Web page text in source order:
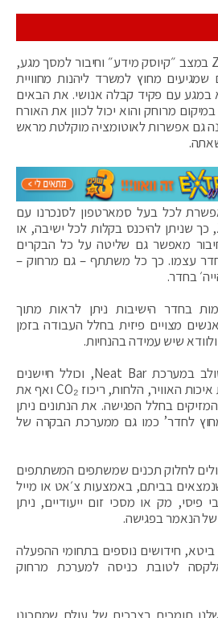
השימוש ב- Zoom Rooms במצב ״קיוסק מידע״ וחיבור למסך מגע,
מחוץ למשרד ליהנות מחוויית
במגע עם פקיד קבלה אנושי. את הבאים
מרוחק והוא יכול לכוון את האורח
גם אפשרות לאוטומציה מוקלטת מראש
5.5, זום מאפשרת לכל בעל סמארטפון לסנכרנו עם
מערכת ה-Zoom Rooms, כך שניתן להיכנס בקלות לכל ישיבה, או
מאפשר גם שליטה על כל הבקרים
עצמו. כך כל משתתף – גם מרחוק –
בחדר.
בחדר הישיבות ניתן לראות מתוך
מצויים פיזית בחלל העבודה בזמן
שיש עמידה בהנחיות.
רכיב Neat Sense שמשולב במערכת Neat Bar, וכולל חיישנים
מובנים מאפשר לבדוק את איכות האוויר, הלחות, ריכוז CO₂ ואף את
בחלל הפגישה. את הנתונים ניתן
לחדר’ כמו גם ממערכת הבקרה של
לחלוק תכנים שמשתפים המשתתפים
בביתם, באמצעות צ׳אט או מייל
מק או מסכי זום ייעודיים, ניתן
הנאמר בפגישה.
חידושים נוספים בתחומי ההפעלה
לטובת כניסה למערכת מרחוק
תומכים בצרכים של עולם שמתכונן